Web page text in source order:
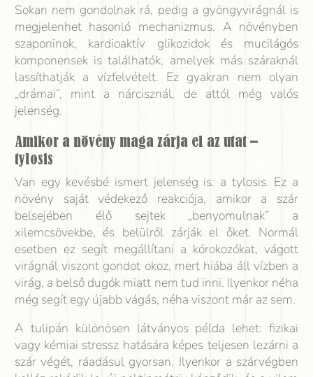
Sokan nem gondolnak rá, pedig a gyöngyvirágnál is
megjelenhet hasonló mechanizmus. A növényben
szaponinok, kardioaktív glikozidok és mucilágós
komponensek is találhatók, amelyek más száraknál
lassíthatják a vízfelvételt. Ez gyakran nem olyan
„drámai”, mint a nárcisznál, de attól még valós
jelenség.
Amikor a növény maga zárja el az utat –
tylosis
Van egy kevésbé ismert jelenség is: a tylosis. Ez a
növény saját védekező reakciója, amikor a szár
belsejében élő sejtek „benyomulnak” a
xilemcsövekbe, és belülről zárják el őket. Normál
esetben ez segít megállítani a kórokozókat, vágott
virágnál viszont gondot okoz, mert hiába áll vízben a
virág, a belső dugók miatt nem tud inni. Ilyenkor néha
még segít egy újabb vágás, néha viszont már az sem.
A tulipán különösen látványos példa lehet: fizikai
vagy kémiai stressz hatására képes teljesen lezárni a
szár végét, ráadásul gyorsan. Ilyenkor a szárvégben